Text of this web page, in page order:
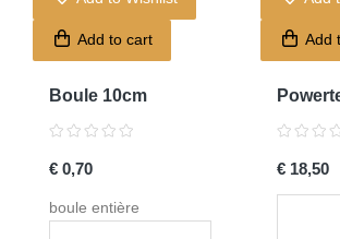
Add to cart
Boule 10cm
€ 0,70
boule entière
Add
€ 18,50